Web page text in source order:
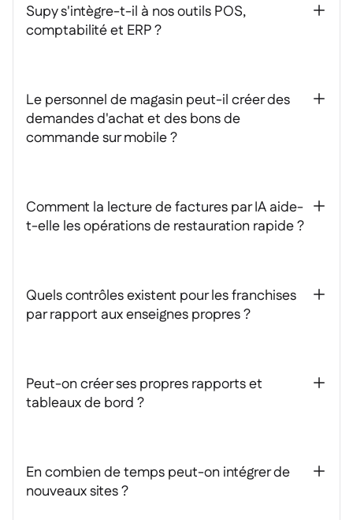
Supy s'intègre-t-il à nos outils POS,
comptabilité et ERP ?
+
Le personnel de magasin peut-il créer des
demandes d'achat et des bons de
commande sur mobile ?
+
Comment la lecture de factures par IA aide-
t-elle les opérations de restauration rapide ?
+
Quels contrôles existent pour les franchises
par rapport aux enseignes propres ?
+
Peut-on créer ses propres rapports et
tableaux de bord ?
+
En combien de temps peut-on intégrer de
nouveaux sites ?
+